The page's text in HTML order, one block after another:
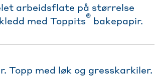
arbeidsflate på størrelse
med Toppits® bakepapir.
Topp med løk og gresskarkiler.